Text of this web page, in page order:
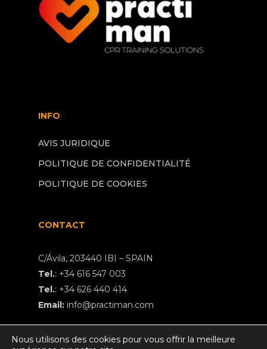
INFO
AVIS JURIDIQUE
POLITIQUE DE CONFIDENTIALITÉ
POLITIQUE DE COOKIES
CONTACT
C/Ávila, 203440 IBI – SPAIN
Tel.: +34 616 547 003
Tel.: +34 626 440 414
Email: info@practiman.com
Nous utilisons des cookies pour vous offrir la meilleure